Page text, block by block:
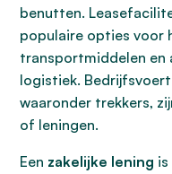
benutten.
populaire opties voor
transportmiddelen en
logistiek.
waaronder trekkers,
of leningen.
Een zakelijke lening